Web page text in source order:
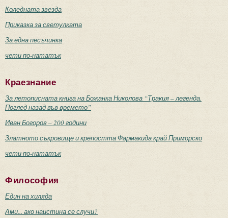
Коледната звезда
Приказка за светулката
За една песъчинка
чети по-нататък
Краезнание
За летописната книга на Божанка Николова “Тракия – легенда.
Поглед назад във времето”
Иван Богоров – 200 години
Златното съкровище и крепостта Фармакида край Приморско
чети по-нататък
Философия
Един на хиляда
Ами... ако наистина се случи?